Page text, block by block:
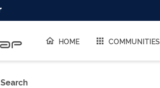
HOME COMMUNITIES
Search